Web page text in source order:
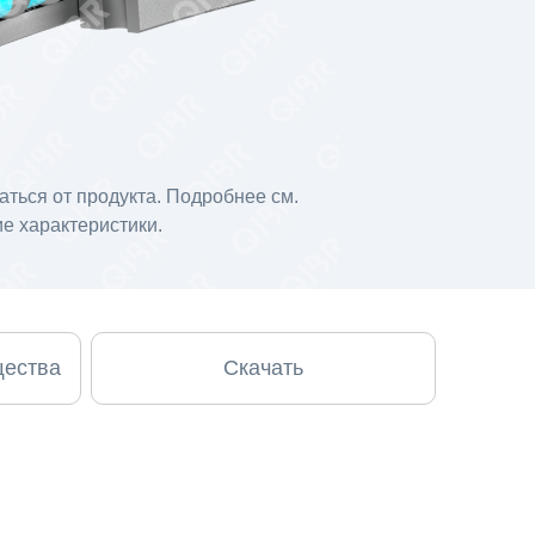
от продукта. Подробнее см.
характеристики.
Скачать